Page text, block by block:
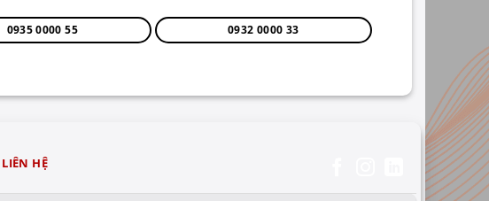
0935 0000 55 0932 0000 33
LIÊN HỆ